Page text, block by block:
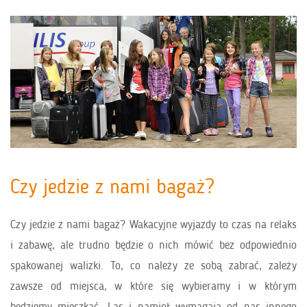
Czy jedzie z nami bagaż?
Czy jedzie z nami bagaż? Wakacyjne wyjazdy to czas na relaks
i zabawę, ale trudno będzie o nich mówić bez odpowiednio
spakowanej walizki. To, co należy ze sobą zabrać, zależy
zawsze od miejsca, w które się wybieramy i w którym